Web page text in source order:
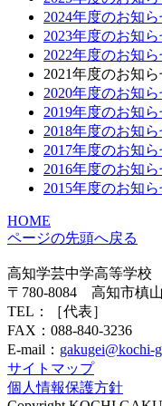
2024年度のお知
2023年度のお知
2022年度のお知
2021年度のお知
2020年度のお知
2019年度のお知
2018年度のお知
2017年度のお知
2016年度のお知
2015年度のお知
HOME
ページの先頭へ戻る
高知学芸中学高等学校
〒780-8084 高知市槙
TEL：
［代表］
FAX：088-840-3236
E-mail： gakugei@kochi-
サイトマップ
個人情報保護方針